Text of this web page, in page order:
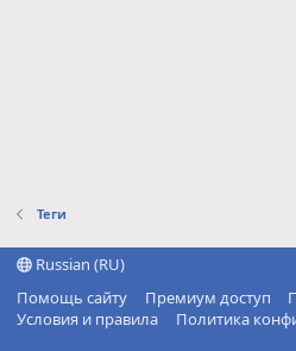
Теги
Russian (RU)
Помощь сайту
Премиум доступ
Условия и правила
Политика